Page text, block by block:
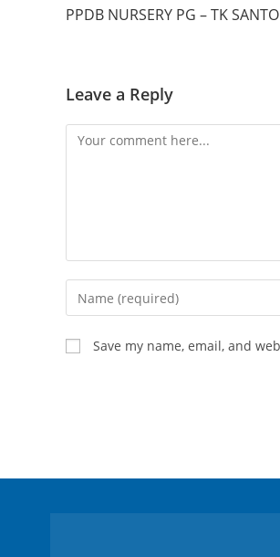
PPDB NURSERY PG – TK
Leave a Reply
Save my name, email, and